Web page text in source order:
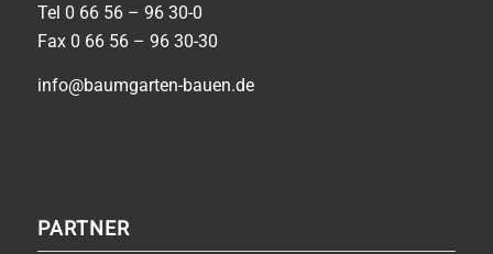
Tel 0 66 56 – 96 30-0
Fax 0 66 56 – 96 30-30
info@baumgarten-bauen.de
PARTNER